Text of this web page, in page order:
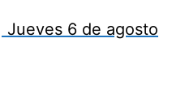
Jueves 6 de agosto